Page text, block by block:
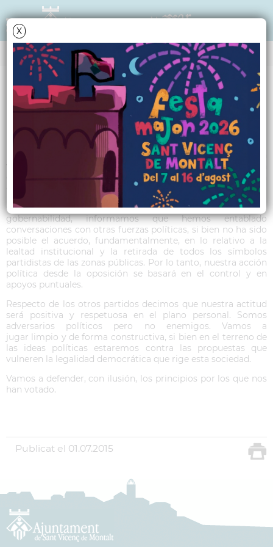
X
TRIBUNA POLÍTICA
C's - Juliol 2015
Damos las gracias a todos los ciudadanos que nos han
votado y que, apostando por un cambio sensato, han
decidido que también Ciutadans tenga voz en
el Ayuntamiento de St. Vicenç.
Con vistas a un posible pacto para favorecer la
gobernabilidad, informamos que hemos entablado
conversaciones con otras fuerzas políticas, si bien no ha sido
posible el acuerdo, fundamentalmente, en lo relativo a la
lealtad institucional y la retirada de todos los símbolos
partidistas de las zonas públicas. Por lo tanto, nuestra acción
política desde la oposición se basará en el control y en
apoyos puntuales.
Respecto de los otros partidos decimos que nuestra actitud
será positiva y respetuosa en el plano personal. Somos
adversarios políticos pero no enemigos. Vamos a
jugar limpio y de forma constructiva, si bien en el terreno de
las ideas políticas estaremos contra las propuestas que
vulneren la legalidad democrática que rige esta sociedad.
Vamos a defender, con ilusión, los principios por los que nos
han votado.
Publicat el 01.07.2015